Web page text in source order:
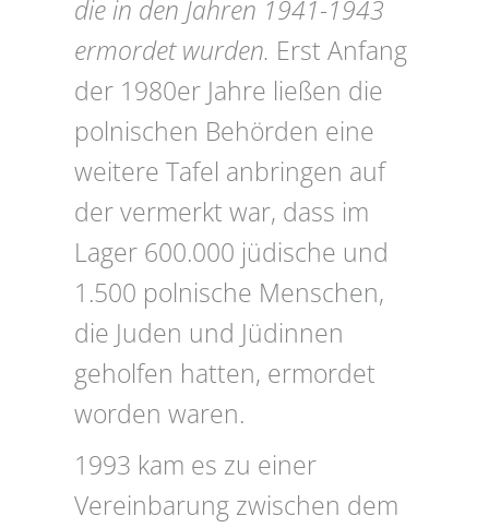
die in den Jahren 1941-1943
ermordet wurden. Erst Anfang
der 1980er Jahre ließen die
polnischen Behörden eine
weitere Tafel anbringen auf
der vermerkt war, dass im
Lager 600.000 jüdische und
1.500 polnische Menschen,
die Juden und Jüdinnen
geholfen hatten, ermordet
worden waren.
1993 kam es zu einer
Vereinbarung zwischen dem